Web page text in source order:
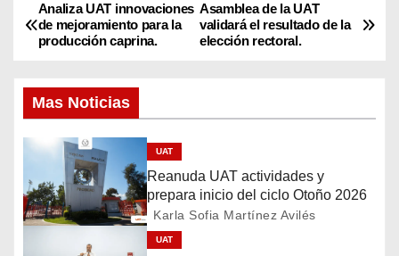
N
a
v
e
a
Asamblea de la UAT
validará el resultado de la
elección rectoral.
Analiza UAT innovaciones
de mejoramiento para la
producción caprina.
Mas Noticias
UAT
Reanuda UAT actividades y
prepara inicio del ciclo Otoño 2026
Karla Sofia Martínez Avilés
UAT